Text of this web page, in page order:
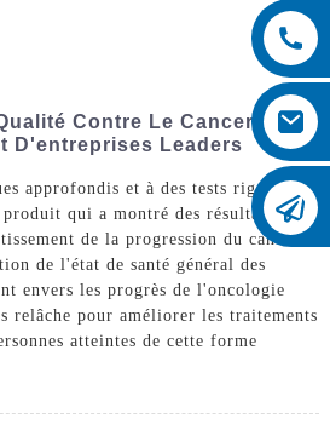
Contre Le Cancer Du
D'entreprises Leaders
approfondis et à des tests rigoureux,
qui a montré des résultats
de la progression du cancer
de l'état de santé général des
envers les progrès de l'oncologie
relâche pour améliorer les traitements
atteintes de cette forme